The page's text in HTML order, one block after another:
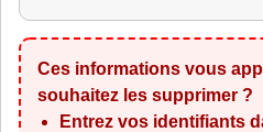
Ces informations vous
souhaitez les supprimer ?
Entrez vos identifiants